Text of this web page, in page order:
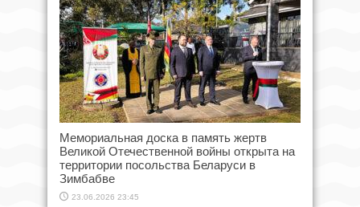
Мемориальная доска в память жертв
Великой Отечественной войны открыта на
территории посольства Беларуси в
Зимбабве
23.06.2026 23:45